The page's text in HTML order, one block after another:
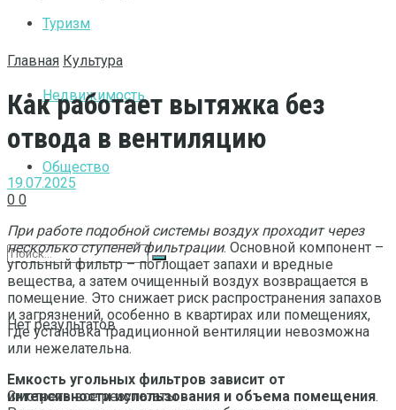
Туризм
Недвижимость
Общество
Нет результатов
Смотреть все результаты
Главная Культура
Как работает вытяжка без
отвода в вентиляцию
19.07.2025
0 0
При работе подобной системы воздух проходит через
несколько ступеней фильтрации. Основной компонент –
угольный фильтр – поглощает запахи и вредные
вещества, а затем очищенный воздух возвращается в
помещение. Это снижает риск распространения запахов
и загрязнений, особенно в квартирах или помещениях,
где установка традиционной вентиляции невозможна
или нежелательна.
Емкость угольных фильтров зависит от
интенсивности использования и объема помещения.